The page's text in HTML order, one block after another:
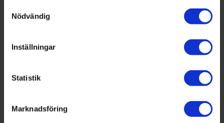
Med din tillåtelse skulle vi även vilja:
som kan ha en noggrannhet på upp till flera meter
Identifiera din enhet genom att aktivt skanna den
Ta reda på mer om hur dina personliga uppgifter
. Du kan ändra eller dra tillbaka ditt samtycke när som
Nödvändig
Inställningar
Statistik
Marknadsföring
Fredrik